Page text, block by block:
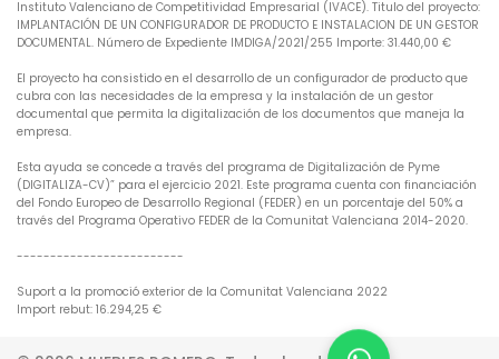
Instituto Valenciano de Competitividad Empresarial (IVACE). Titulo del proyecto:
IMPLANTACIÓN DE UN CONFIGURADOR DE PRODUCTO E INSTALACION DE UN GESTOR
DOCUMENTAL. Número de Expediente IMDIGA/2021/255 Importe: 31.440,00 €
El proyecto ha consistido en el desarrollo de un configurador de producto que
cubra con las necesidades de la empresa y la instalación de un gestor
documental que permita la digitalización de los documentos que maneja la
empresa.
Esta ayuda se concede a través del programa de Digitalización de Pyme
(DIGITALIZA-CV)” para el ejercicio 2021. Este programa cuenta con financiación
del Fondo Europeo de Desarrollo Regional (FEDER) en un porcentaje del 50% a
través del Programa Operativo FEDER de la Comunitat Valenciana 2014-2020.
-------------------------
Suport a la promoció exterior de la Comunitat Valenciana 2022
Import rebut: 16.294,25 €